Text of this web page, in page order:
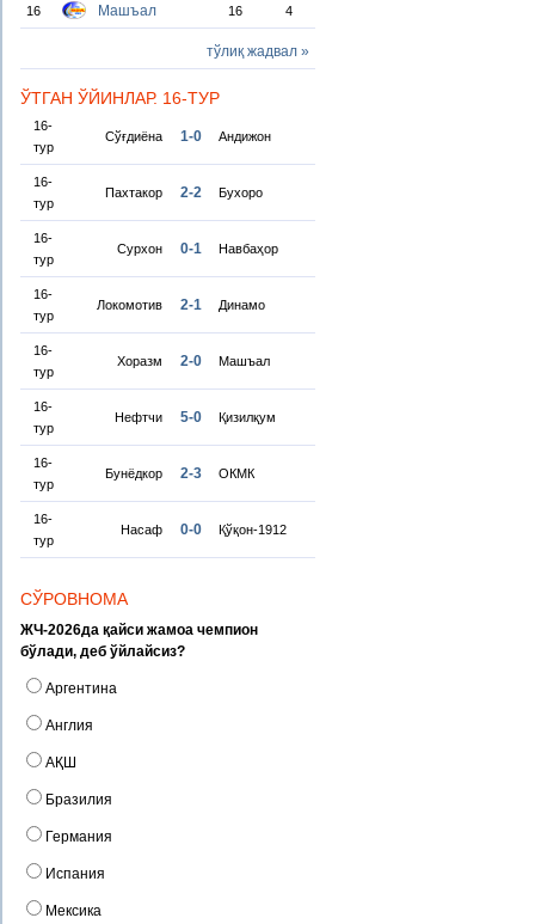
16 Машъал 16 4
тўлиқ жадвал »
ЎТГАН ЎЙИНЛАР. 16-ТУР
16-
тур
Сўғдиёна 1-0 Андижон
16-
тур
Пахтакор 2-2 Бухоро
16-
тур
Сурхон 0-1 Навбаҳор
16-
тур
Локомотив 2-1 Динамо
16-
тур
Хоразм 2-0 Машъал
16-
тур
Нефтчи 5-0 Қизилқум
16-
тур
Бунёдкор 2-3 ОКМК
16-
тур
Насаф 0-0 Қўқон-1912
СЎРОВНОМА
ЖЧ-2026да қайси жамоа чемпион
бўлади, деб ўйлайсиз?
Аргентина
Англия
АҚШ
Бразилия
Германия
Испания
Мексика